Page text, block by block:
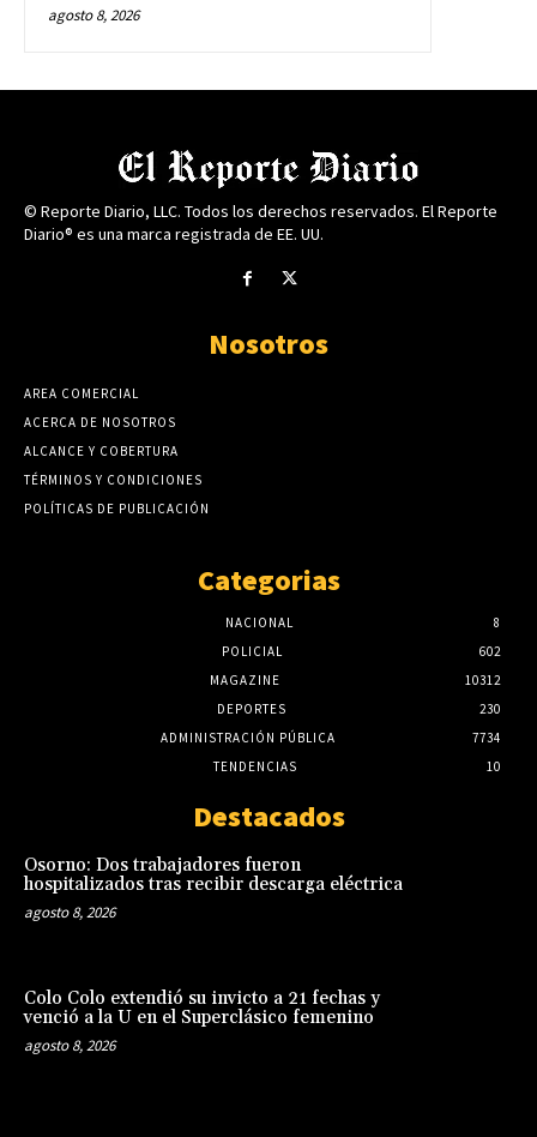
agosto 8, 2026
© Reporte Diario, LLC. Todos los derechos reservados. El Reporte
Diario® es una marca registrada de EE. UU.
Nosotros
AREA COMERCIAL
ACERCA DE NOSOTROS
ALCANCE Y COBERTURA
TÉRMINOS Y CONDICIONES
POLÍTICAS DE PUBLICACIÓN
Categorias
NACIONAL
8
POLICIAL
602
MAGAZINE
10312
DEPORTES
230
ADMINISTRACIÓN PÚBLICA
7734
TENDENCIAS
10
Destacados
Osorno: Dos trabajadores fueron
hospitalizados tras recibir descarga eléctrica
agosto 8, 2026
Colo Colo extendió su invicto a 21 fechas y
venció a la U en el Superclásico femenino
agosto 8, 2026